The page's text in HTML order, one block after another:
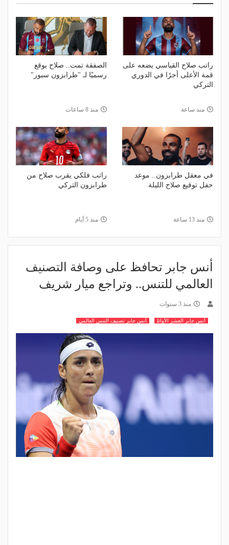
راتب صلاح القياسي يضعه على
قمة الأعلى أجرًا في الدوري
التركي
منذ ساعة
الصفقة تمت.. صلاح يوقع
رسميًا لـ "طرابزون سبور"
منذ 8 ساعات
في معقل طرابزون.. موعد
حفل توقيع صلاح الليلة
منذ 13 ساعة
راتب فلكي يقرب صلاح من
طرابزون التركي
منذ 5 أيام
أنس جابر تحافظ على وصافة التصنيف
العالمي للتنس.. وتراجع ميار شريف
منذ 3 سنوات
أنس جابر العشر الأوائل أنس جابر تصنيف التنس العالمي